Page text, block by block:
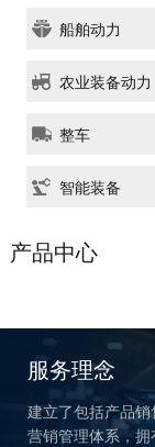
市场部、6400
网点；在亚洲
个销售大区、8
务代理商，44家
个服务网点
获取更多帮助
广东、江苏、安
北、重庆、辽宁
产业基地布局。
了解更多
获取更多帮助
销售服务热线：
0775-3220350
24小时售后服务
+86 95098
船舶动力
农业装备动力
整车
智能装备
产品中心
服务理念
建立了包括产品
营销管理体系，